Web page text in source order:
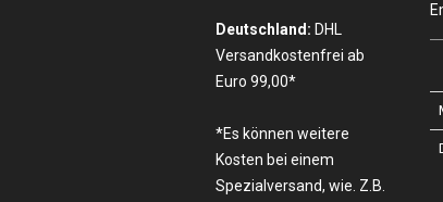
Deutschland: DHL
Versandkostenfrei ab
Euro 99,00*
*Es können weitere
Kosten bei einem
Spezialversand, wie. Z.B.